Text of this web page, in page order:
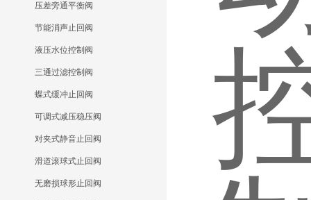
压差旁通平衡阀
节能消声止回阀
液压水位控制阀
三通过滤控制阀
蝶式缓冲止回阀
可调式减压稳压阀
对夹式静音止回阀
滑道滚球式止回阀
无磨损球形止回阀